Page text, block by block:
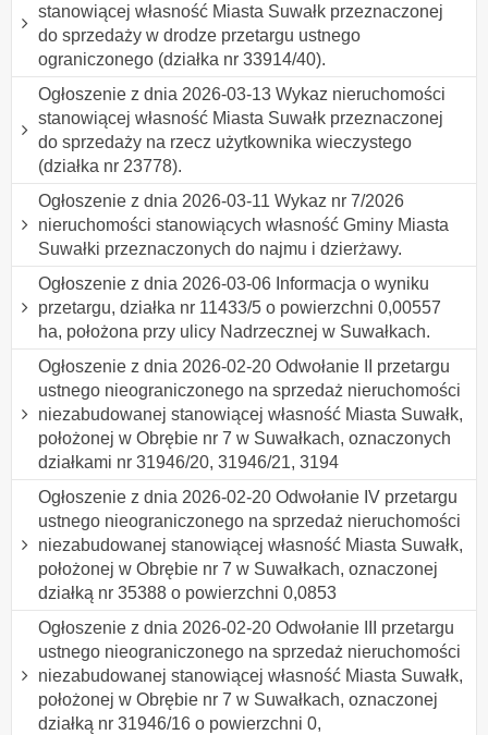
stanowiącej własność Miasta Suwałk przeznaczonej
do sprzedaży w drodze przetargu ustnego
ograniczonego (działka nr 33914/40).
Ogłoszenie z dnia 2026-03-13 Wykaz nieruchomości
stanowiącej własność Miasta Suwałk przeznaczonej
do sprzedaży na rzecz użytkownika wieczystego
(działka nr 23778).
Ogłoszenie z dnia 2026-03-11 Wykaz nr 7/2026
nieruchomości stanowiących własność Gminy Miasta
Suwałki przeznaczonych do najmu i dzierżawy.
Ogłoszenie z dnia 2026-03-06 Informacja o wyniku
przetargu, działka nr 11433/5 o powierzchni 0,00557
ha, położona przy ulicy Nadrzecznej w Suwałkach.
Ogłoszenie z dnia 2026-02-20 Odwołanie II przetargu
ustnego nieograniczonego na sprzedaż nieruchomości
niezabudowanej stanowiącej własność Miasta Suwałk,
położonej w Obrębie nr 7 w Suwałkach, oznaczonych
działkami nr 31946/20, 31946/21, 3194
Ogłoszenie z dnia 2026-02-20 Odwołanie IV przetargu
ustnego nieograniczonego na sprzedaż nieruchomości
niezabudowanej stanowiącej własność Miasta Suwałk,
położonej w Obrębie nr 7 w Suwałkach, oznaczonej
działką nr 35388 o powierzchni 0,0853
Ogłoszenie z dnia 2026-02-20 Odwołanie III przetargu
ustnego nieograniczonego na sprzedaż nieruchomości
niezabudowanej stanowiącej własność Miasta Suwałk,
położonej w Obrębie nr 7 w Suwałkach, oznaczonej
działką nr 31946/16 o powierzchni 0,